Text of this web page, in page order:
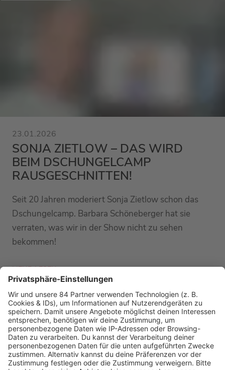
23.01.2026
SONJA ZIETLOW – DAS WIRD
BEIM DSCHUNGELCAMP
RAUSGESCHNITTEN!
Seit 20 Jahren moderiert Sonja Zietlow schon das
Dschungelcamp. Barbara Schöneberger hat sie
verraten, was wir in der Show nicht zu sehen
bekommen!
MEHR LESEN
PODCAST-GÄSTE: MEHR NEWS